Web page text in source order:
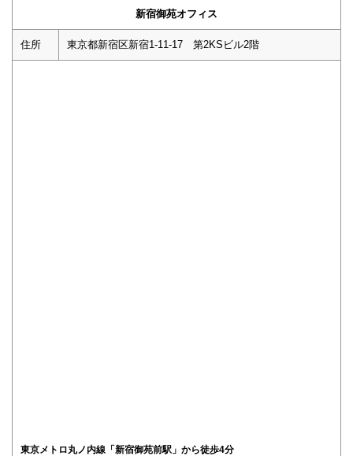
新宿御苑オフィス
住所 東京都新宿区新宿1-11-17 第2KSビル2階
東京メトロ丸ノ内線「新宿御苑前駅」から徒歩4分